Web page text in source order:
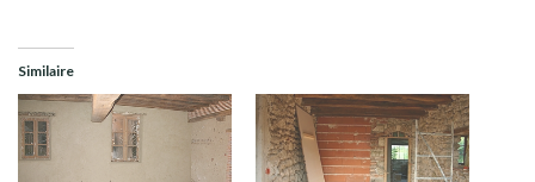
dans
nouvelle
fenêtre)fenêtre)
Similaire